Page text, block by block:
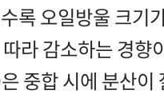
록 오일방울 크기
라 감소하는 경향
중합 시에 분산이